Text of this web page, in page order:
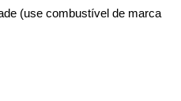
(use combustível de marca